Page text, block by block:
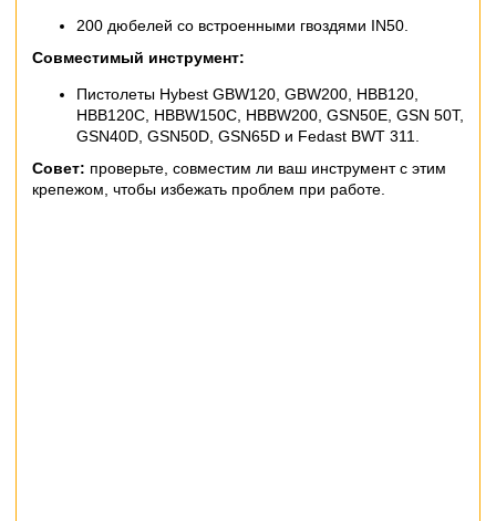
200 дюбелей со встроенными гвоздями IN50.
Совместимый инструмент:
Пистолеты Hybest GBW120, GBW200, HBB120,
HBB120C, HBBW150C, HBBW200, GSN50E, GSN 50T,
GSN40D, GSN50D, GSN65D и Fedast BWT 311.
Совет: проверьте, совместим ли ваш инструмент с этим
крепежом, чтобы избежать проблем при работе.